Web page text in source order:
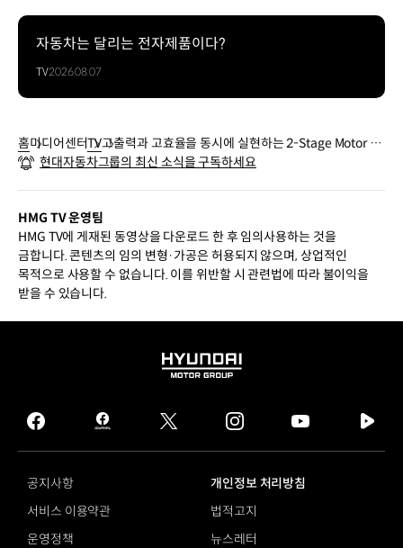
자동차는 달리는 전자제품이다?
TV2026.08.07
홈미디어센터TV고출력과 고효율을 동시에 실현하는 2-Stage Motor Sy
stem
현대자동차그룹의 최신 소식을 구독하세요
HMG TV 운영팀
HMG TV에 게재된 동영상을 다운로드 한 후 임의사용하는 것을
금합니다. 콘텐츠의 임의 변형·가공은 허용되지 않으며, 상업적인
목적으로 사용할 수 없습니다. 이를 위반할 시 관련법에 따라 불이익을
받을 수 있습니다.
HYUNDAI
GROUP
facebook
hmg
journal
twitter instagram
tv
공지사항
개인정보 처리방침
서비스 이용약관
법적고지
운영정책
뉴스레터